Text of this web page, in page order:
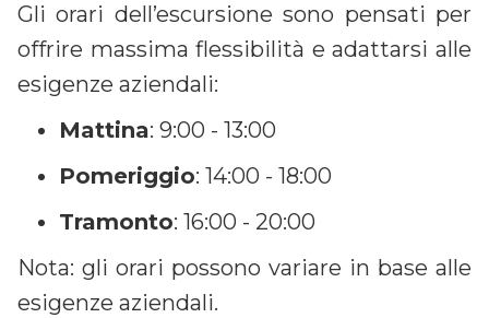
Gli orari dell’escursione sono pensati per
offrire massima flessibilità e adattarsi alle
esigenze aziendali:
Mattina: 9:00 - 13:00
Pomeriggio: 14:00 - 18:00
Tramonto: 16:00 - 20:00
Nota: gli orari possono variare in base alle
esigenze aziendali.